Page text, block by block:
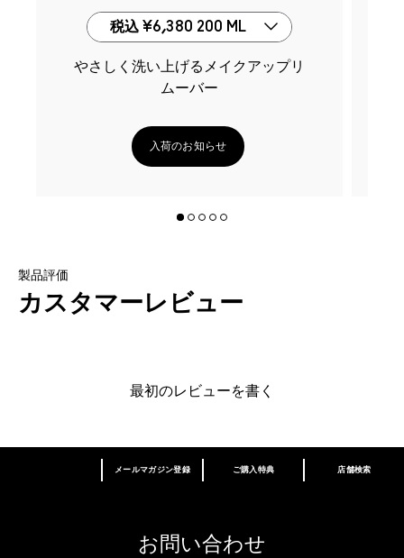
税込 ¥6,380 200 ML
やさしく洗い上げるメイクアップリ
ムーバー
入荷のお知らせ
製品評価
カスタマーレビュー
最初のレビューを書く
あなたはM･A･Cラバー ロイヤリティ プログ
登録後の初回購入時に10%OFF
メールマガジン登録 ご購入特典 店舗検索
お問い合わせ